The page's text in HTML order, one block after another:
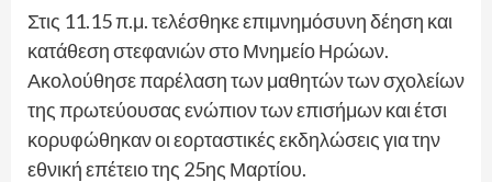
Στις 11.15 π.μ. τελέσθηκε επιμνημόσυνη δέηση και
κατάθεση στεφανιών στο Μνημείο Ηρώων.
Ακολούθησε παρέλαση των μαθητών των σχολείων
της πρωτεύουσας ενώπιον των επισήμων και έτσι
κορυφώθηκαν οι εορταστικές εκδηλώσεις για την
εθνική επέτειο της 25ης Μαρτίου.